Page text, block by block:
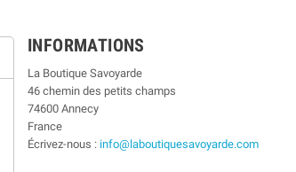
INFORMATIONS
La Boutique Savoyarde
46 chemin des petits champs
74600 Annecy
France
Écrivez-nous : info@laboutiquesavoyarde.com